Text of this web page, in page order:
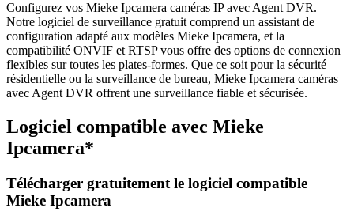
Configurez vos Mieke Ipcamera caméras IP avec Agent DVR.
Notre logiciel de surveillance gratuit comprend un assistant de
configuration adapté aux modèles Mieke Ipcamera, et la
compatibilité ONVIF et RTSP vous offre des options de connexion
flexibles sur toutes les plates-formes. Que ce soit pour la sécurité
résidentielle ou la surveillance de bureau, Mieke Ipcamera caméras
avec Agent DVR offrent une surveillance fiable et sécurisée.
Logiciel compatible avec Mieke
Ipcamera*
Télécharger gratuitement le logiciel compatible
Mieke Ipcamera